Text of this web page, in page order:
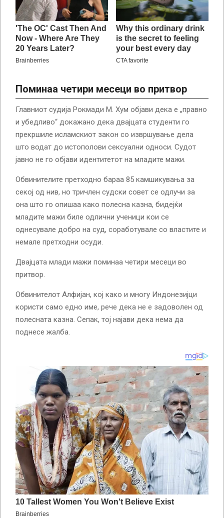
Поминаа четири месеци во притвор
Главниот судија Рокмади М. Хум објави дека е „правно
и убедливо“ докажано дека двајцата студенти го
прекршиле исламскиот закон со извршување дела
што водат до истополови сексуални односи. Судот
јавно не го објави идентитетот на младите мажи.
Обвинителите претходно бараа 85 камшикувања за
секој од нив, но тричлен судски совет се одлучи за
она што го опишаа како полесна казна, бидејќи
младите мажи биле одлични ученици кои се
однесувале добро на суд, соработувале со властите и
немале претходни осуди.
Двајцата млади мажи поминаа четири месеци во
притвор.
Обвинителот Алфијан, кој како и многу Индонезијци
користи само едно име, рече дека не е задоволен од
полесната казна. Сепак, тој најави дека нема да
поднесе жалба.